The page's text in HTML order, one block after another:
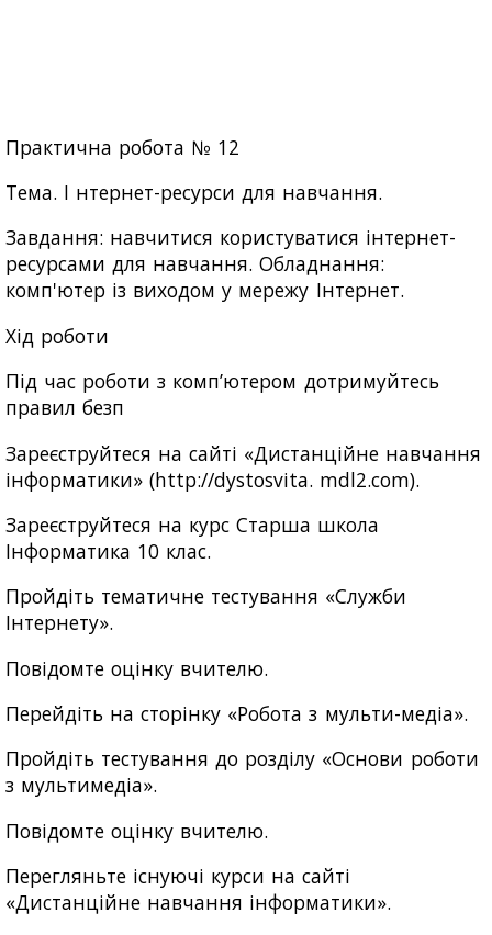
Практична робота № 12
Тема. І нтернет-ресурси для навчання.
Завдання: навчитися користуватися інтернет-
ресурсами для навчання. Обладнання:
комп'ютер із виходом у мережу Інтернет.
Хід роботи
Під час роботи з комп’ютером дотримуйтесь
правил безп
Зареєструйтеся на сайті «Дистанційне навчання
інформатики» (http://dystosvita. mdl2.com).
Зареєструйтеся на курс Старша школа
Інформатика 10 клас.
Пройдіть тематичне тестування «Служби
Інтернету».
Повідомте оцінку вчителю.
Перейдіть на сторінку «Робота з мульти-медіа».
Пройдіть тестування до розділу «Основи роботи
з мультимедіа».
Повідомте оцінку вчителю.
Перегляньте існуючі курси на сайті
«Дистанційне навчання інформатики».